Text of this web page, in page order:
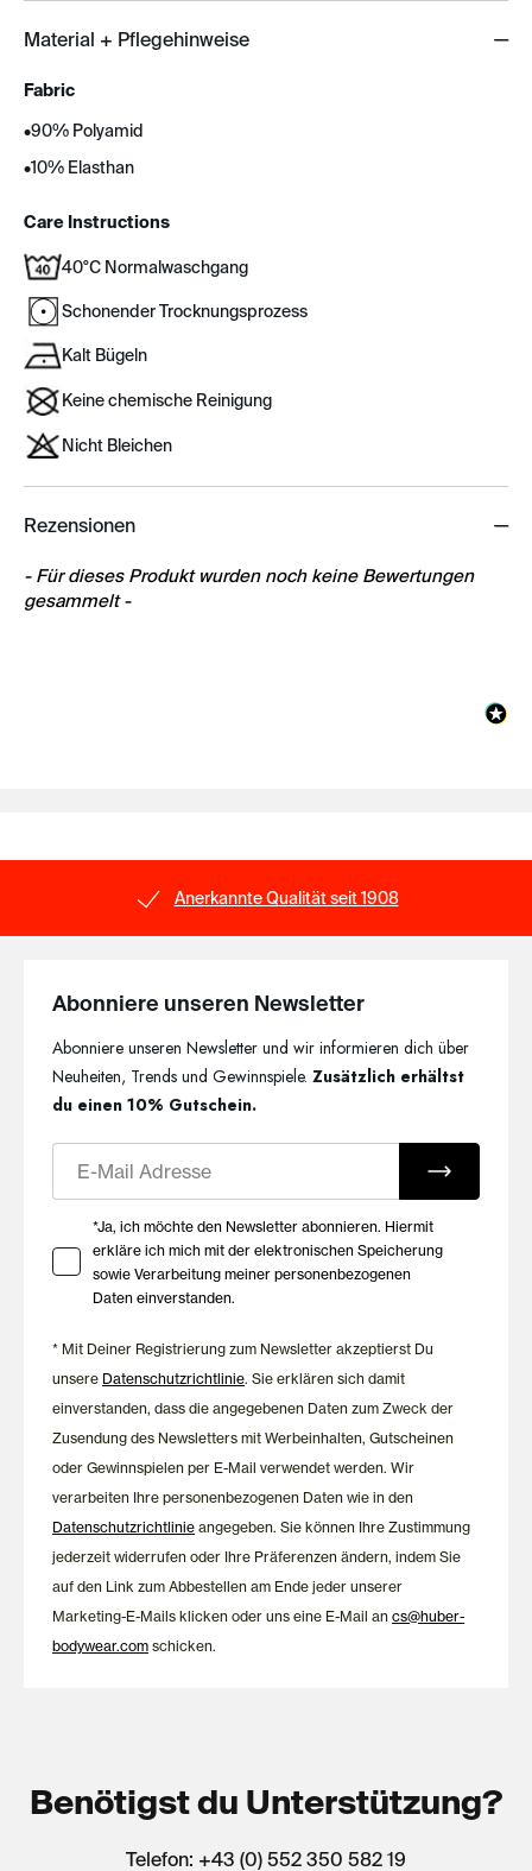
Material + Pflegehinweise
Fabric
•90% Polyamid
•10% Elasthan
Care Instructions
40°C Normalwaschgang
Schonender Trocknungsprozess
Kalt Bügeln
Keine chemische Reinigung
Nicht Bleichen
Rezensionen
- Für dieses Produkt wurden noch keine Bewertungen
gesammelt -
New content loaded
Qualität seit 1908
Abonniere unseren Newsletter
Abonniere unseren Newsletter und wir informieren dich über
Neuheiten, Trends und Gewinnspiele.Zusätzlich erhältst
du einen 10% Gutschein.
Ihre Zustimmung zu Marketing E-Mails
*Ja, ich möchte den Newsletter abonnieren. Hiermit
erkläre ich mich mit der elektronischen Speicherung
sowie Verarbeitung meiner personenbezogenen
Daten einverstanden.
* Mit Deiner Registrierung zum Newsletter akzeptierst Du
unsere Datenschutzrichtlinie. Sie erklären sich damit
einverstanden, dass die angegebenen Daten zum Zweck der
Zusendung des Newsletters mit Werbeinhalten, Gutscheinen
oder Gewinnspielen per E-Mail verwendet werden. Wir
verarbeiten Ihre personenbezogenen Daten wie in den
Datenschutzrichtlinie angegeben. Sie können Ihre Zustimmung
jederzeit widerrufen oder Ihre Präferenzen ändern, indem Sie
auf den Link zum Abbestellen am Ende jeder unserer
Marketing-E-Mails klicken oder uns eine E-Mail ancs@huber-
bodywear.com schicken.
Benötigst du Unterstützung?
Telefon: +43 (0) 552 350 582 19